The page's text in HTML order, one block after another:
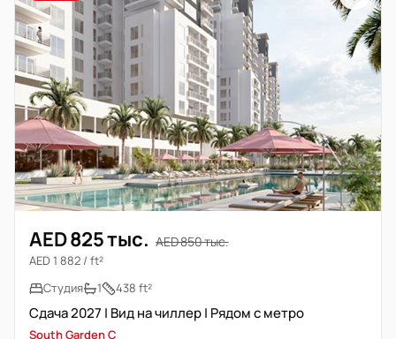
AED 825 тыс. AED 850 тыс.
AED 1 882 / ft²
Студия
1 438 ft²
Сдача 2027 | Вид на чиллер | Рядом с метро
South Garden C